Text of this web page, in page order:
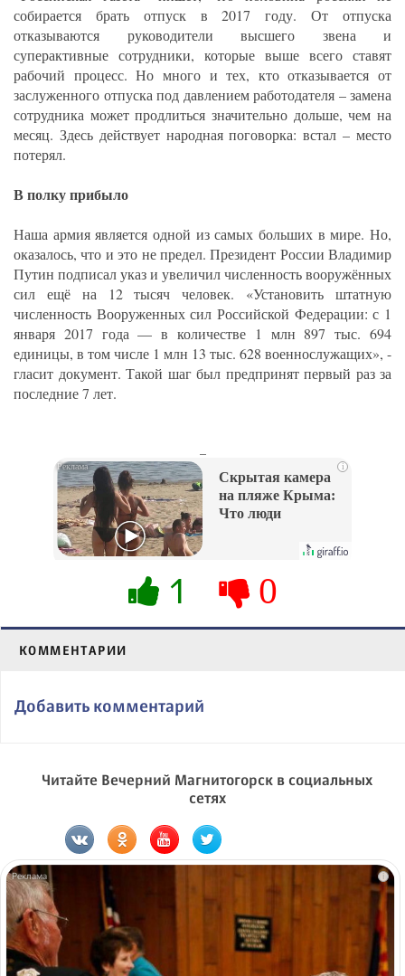
собирается брать отпуск в 2017 году. От отпуска
отказываются руководители высшего звена и
суперактивные сотрудники, которые выше всего ставят
рабочий процесс. Но много и тех, кто отказывается от
заслуженного отпуска под давлением работодателя – замена
сотрудника может продлиться значительно дольше, чем на
месяц. Здесь действует народная поговорка: встал – место
потерял.
В полку прибыло
Наша армия является одной из самых больших в мире. Но,
оказалось, что и это не предел. Президент России Владимир
Путин подписал указ и увеличил численность вооружённых
сил ещё на 12 тысяч человек. «Установить штатную
численность Вооруженных сил Российской Федерации: с 1
января 2017 года — в количестве 1 млн 897 тыс. 694
единицы, в том числе 1 млн 13 тыс. 628 военнослужащих», -
гласит документ. Такой шаг был предпринят первый раз за
последние 7 лет.
i
Скрытая камера
на пляже Крыма:
Что люди
их не видят...
1 0
КОММЕНТАРИИ
Добавить комментарий
Читайте Вечерний Магнитогорск в социальных
сетях
i